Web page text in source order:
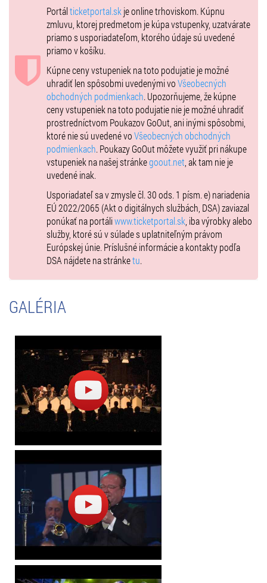
Portálticketportal.sk je online trhoviskom. Kúpnu
zmluvu, ktorej predmetom je kúpa vstupenky, uzatvárate
priamo s usporiadateľom, ktorého údaje sú uvedené
priamo v košíku.
Kúpne ceny vstupeniek na toto podujatie je možné
uhradiť len spôsobmi uvedenými voVšeobecných
obchodných podmienkach. Upozorňujeme, že kúpne
ceny vstupeniek na toto podujatie nie je možné uhradiť
prostredníctvom Poukazov GoOut, ani inými spôsobmi,
ktoré nie sú uvedené voVšeobecných obchodných
podmienkach. Poukazy GoOut môžete využiť pri nákupe
vstupeniek na našej stránkegoout.net , ak tam nie je
uvedené inak.
Usporiadateľ sa v zmysle čl. 30 ods. 1 písm. e) nariadenia
EÚ 2022/2065 (Akt o digitálnych službách, DSA) zaviazal
ponúkať na portáliwww.ticketportal.sk , iba výrobky alebo
služby, ktoré sú v súlade s uplatniteľným právom
Európskej únie. Príslušné informácie a kontakty podľa
DSA nájdete na stránketu.
GALÉRIA